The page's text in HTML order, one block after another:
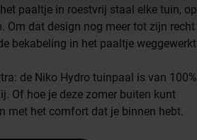
paaltje in roestvrij staal elke tuin,
Om dat design nog meer tot zijn recht
bekabeling in het paaltje
de Niko Hydro tuinpaal is van 100%
Of hoe je deze zomer buiten kunt
met het comfort dat je binnen hebt.